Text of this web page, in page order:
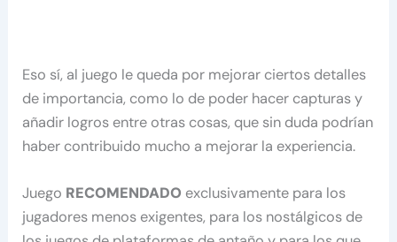
Eso sí, al juego le queda por mejorar ciertos detalles
de importancia, como lo de poder hacer capturas y
añadir logros entre otras cosas, que sin duda podrían
haber contribuido mucho a mejorar la experiencia.
Juego RECOMENDADO exclusivamente para los
jugadores menos exigentes, para los nostálgicos de